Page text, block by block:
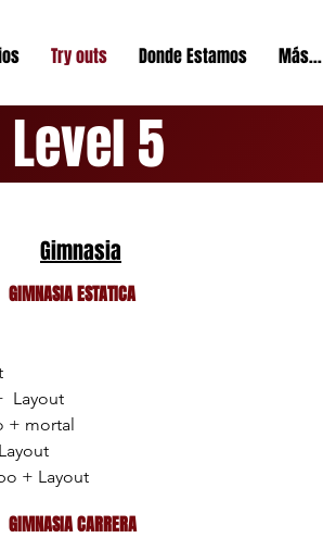
Try outs Donde Estamos Más...
5
Gimnasia
GIMNASIA ESTATICA
Layout
+ mortal
+ Layout
GIMNASIA CARRERA